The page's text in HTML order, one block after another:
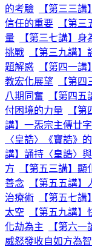
的考驗
【第三三
信任的重要
【第
量
【第三七講】
挑戰
【第三九講
題解惑
【第四一
教宏化展望
【第
八期同奮
【第四
付困境的力量
【
講】一炁宗主傳廿
〈皇誥〉《寶誥》
講】誦持〈皇誥〉
方
【第五三講】顯
善念
【第五五講
治療術
【第五七
太空
【第五九講
化劫為主
【第六
威怒發收自如方為